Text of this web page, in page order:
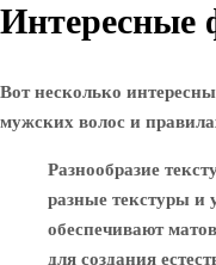
Интересные
Вот несколько
мужских волос и
Разнообразие
разные текстуры и
обеспечивают
для создания